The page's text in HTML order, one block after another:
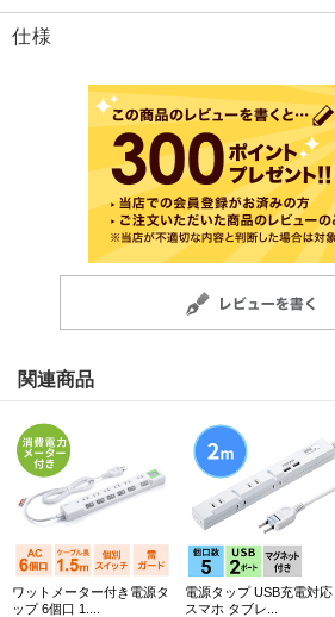
仕様
関連商品
ワットメーター付き電源タ
ップ 6個口 1....
電源タップ USB充電対応
スマホ タブレ...